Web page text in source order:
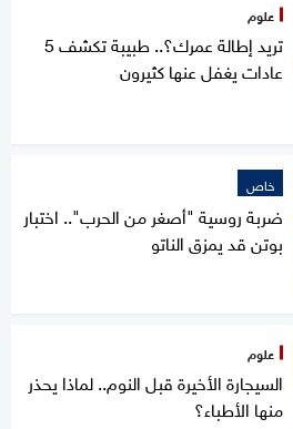
علوم
تريد إطالة عمرك؟.. طبيبة تكشف 5
عادات يغفل عنها كثيرون
خاص
ضربة روسية "أصغر من الحرب".. اختبار
بوتن قد يمزق الناتو
علوم
السيجارة الأخيرة قبل النوم.. لماذا يحذر
منها الأطباء؟